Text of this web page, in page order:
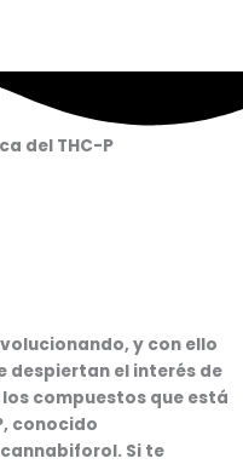
del THC-P
y con ello
despiertan el interés de
compuestos que está
conocido
. Si te